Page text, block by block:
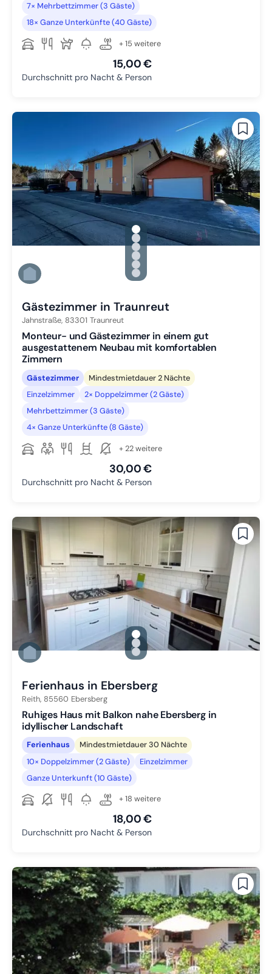
7× Mehrbettzimmer (3 Gäste)
18× Ganze Unterkünfte (40 Gäste)
+ 15 weitere
15,00 €
Durchschnitt pro Nacht & Person
gallery.slide_selector
Zu Slide 1 wechseln
Zu Slide 2 wechseln
Zu Slide 3 wechseln
Zu Slide 4 wechseln
Zu Slide 5 wechseln
Zu Slide 6 wechseln
Gästezimmer in Traunreut
Jahnstraße, 83301 Traunreut
Monteur- und Gästezimmer in einem gut
ausgestattenem Neubau mit komfortablen
Zimmern
Gästezimmer
Mindestmietdauer 2 Nächte
Einzelzimmer
2× Doppelzimmer (2 Gäste)
Mehrbettzimmer (3 Gäste)
4× Ganze Unterkünfte (8 Gäste)
+ 22 weitere
30,00 €
Durchschnitt pro Nacht & Person
gallery.slide_selector
Zu Slide 1 wechseln
Zu Slide 2 wechseln
Zu Slide 3 wechseln
Ferienhaus in Ebersberg
Reith, 85560 Ebersberg
Ruhiges Haus mit Balkon nahe Ebersberg in
idyllischer Landschaft
Ferienhaus
Mindestmietdauer 30 Nächte
10× Doppelzimmer (2 Gäste)
Einzelzimmer
Ganze Unterkunft (10 Gäste)
+ 18 weitere
18,00 €
Durchschnitt pro Nacht & Person